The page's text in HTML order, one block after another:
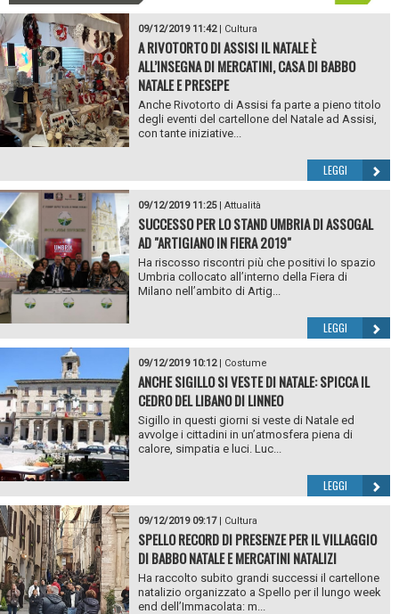
09/12/2019 11:42| Cultura
A RIVOTORTO DI ASSISI IL NATALE È
ALL’INSEGNA DI MERCATINI, CASA DI BABBO
NATALE E PRESEPE
Anche Rivotorto di Assisi fa parte a pieno titolo
degli eventi del cartellone del Natale ad Assisi,
con tante iniziative...
LEGGI
09/12/2019 11:25| Attualità
SUCCESSO PER LO STAND UMBRIA DI ASSOGAL
AD "ARTIGIANO IN FIERA 2019"
Ha riscosso riscontri più che positivi lo spazio
Umbria collocato all’interno della Fiera di
Milano nell’ambito di Artig...
LEGGI
09/12/2019 10:12| Costume
ANCHE SIGILLO SI VESTE DI NATALE: SPICCA IL
CEDRO DEL LIBANO DI LINNEO
Sigillo in questi giorni si veste di Natale ed
avvolge i cittadini in un’atmosfera piena di
calore, simpatia e luci. Luc...
LEGGI
09/12/2019 09:17| Cultura
SPELLO RECORD DI PRESENZE PER IL VILLAGGIO
DI BABBO NATALE E MERCATINI NATALIZI
Ha raccolto subito grandi successi il cartellone
natalizio organizzato a Spello per il lungo week
end dell’Immacolata: m...